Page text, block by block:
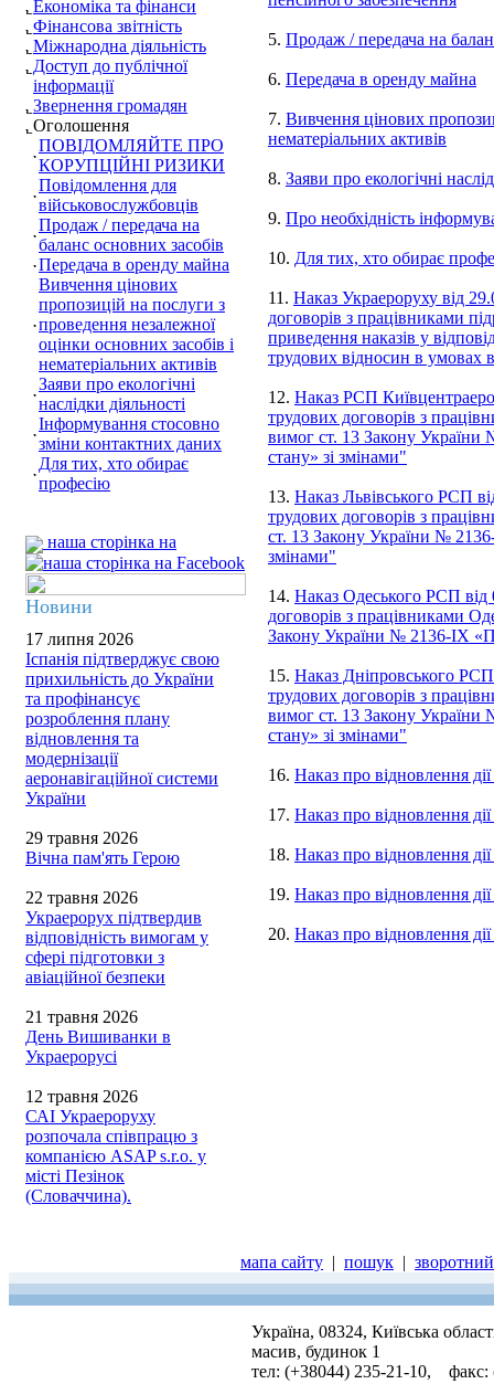
Економіка та фінанси
Фінансова звітність
Міжнародна діяльність
Доступ до публічної
інформації
Звернення громадян
Оголошення
ПОВІДОМЛЯЙТЕ ПРО
КОРУПЦІЙНІ РИЗИКИ
Повідомлення для
військовослужбовців
Продаж / передача на
баланс основних засобів
Передача в оренду майна
Вивчення цінових
пропозицій на послуги з
проведення незалежної
оцінки основних засобів і
нематеріальних активів
Заяви про екологічні
наслідки діяльності
Інформування стосовно
зміни контактних даних
Для тих, хто обирає
професію
наша сторінка на
Новини
17 липня 2026
Іспанія підтверджує свою
прихильність до України
та профінансує
розроблення плану
відновлення та
модернізації
аеронавігаційної системи
України
29 травня 2026
Вічна пам'ять Герою
22 травня 2026
Украерорух підтвердив
відповідність вимогам у
сфері підготовки з
авіаційної безпеки
21 травня 2026
День Вишиванки в
Украерорусі
12 травня 2026
САІ Украероруху
розпочала співпрацю з
компанією ASAP s.r.o. у
місті Пезінок
(Словаччина).
5. Продаж / передача на
6. Передача в оренду майна
7. Вивчення цінових
нематеріальних активів
8. Заяви про екологічні
9. Про необхідність
10. Для тих, хто обирає
11. Наказ Украероруху від
договорів з працівниками
приведення наказів у
трудових відносин в умовах
12. Наказ РСП
трудових договорів з
вимог ст. 13 Закону України
стану» зі змінами"
13. Наказ Львівського РСП
трудових договорів з
ст. 13 Закону України №
змінами"
14. Наказ Одеського РСП
договорів з працівниками
Закону України № 2136-IX
15. Наказ Дніпровського
трудових договорів з
вимог ст. 13 Закону України
стану» зі змінами"
16. Наказ про відновлення
17. Наказ про відновлення
18. Наказ про відновлення
19. Наказ про відновлення
20. Наказ про відновлення
мапа сайту | пошук |
Україна, 08324, Київська
масив, будинок 1
тел: (+38044) 235-21-10, факс: